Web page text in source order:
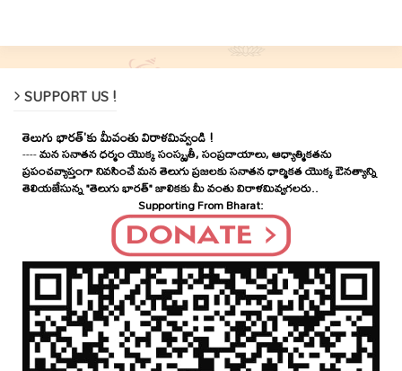
SUPPORT US !
తెలుగు భారత్'కు మీవంతు విరాళమివ్వండి !
----మన సనాతన ధర్మం యొక్క సంస్కృతీ, సంప్రదాయాలు, ఆధ్యాత్మికతను
ప్రపంచవ్యాప్తంగా నివసించే మన తెలుగు ప్రజలకు సనాతన ధార్మికత యొక్క ఔనత్యాన్ని
తెలియజేసున్న "తెలుగు భారత్" జాలికకు మీ వంతు విరాళమివ్వగలరు..
Supporting From Bharat: